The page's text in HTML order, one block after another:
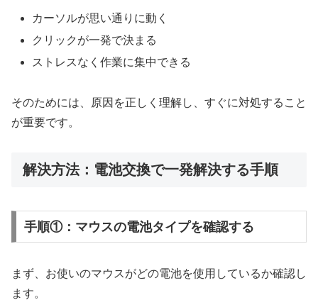
カーソルが思い通りに動く
クリックが一発で決まる
ストレスなく作業に集中できる
そのためには、原因を正しく理解し、すぐに対処すること
が重要です。
解決方法：電池交換で一発解決する手順
手順①：マウスの電池タイプを確認する
まず、お使いのマウスがどの電池を使用しているか確認し
ます。